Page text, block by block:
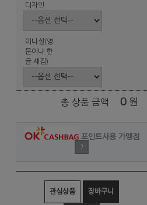
디자인
이니셜(영
문이나 한
글 새김)
총 상품 금액 0 원
포인트사용 가맹점
?
관심상품 장바구니